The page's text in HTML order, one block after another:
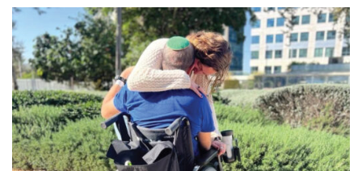
Projekte
Über uns
Spendeninfo
Journal